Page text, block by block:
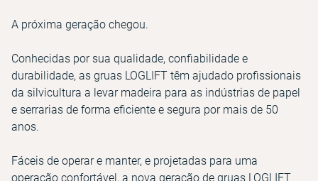
A próxima geração chegou.
Conhecidas por sua qualidade, confiabilidade e
durabilidade, as gruas LOGLIFT têm ajudado profissionais
da silvicultura a levar madeira para as indústrias de papel
e serrarias de forma eficiente e segura por mais de 50
anos.
Fáceis de operar e manter, e projetadas para uma
operação confortável, a nova geração de gruas LOGLIFT